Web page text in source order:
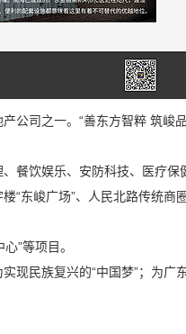
公司之一。“善东方智粹 筑峻
餐饮娱乐、安防科技、医疗保
东峻广场”、人民北路传统商
”等项目。
现民族复兴的“中国梦”；为广